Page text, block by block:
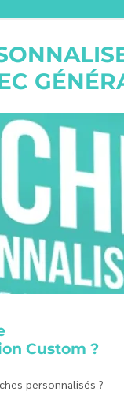
Custom ?
personnalisés ?